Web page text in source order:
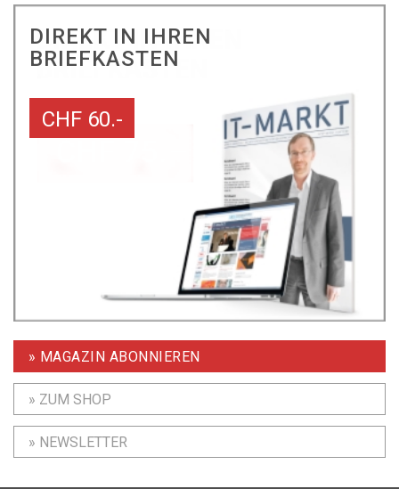
DIREKT IN IHREN
BRIEFKASTEN
CHF 60.-
» MAGAZIN ABONNIEREN
» ZUM SHOP
» NEWSLETTER